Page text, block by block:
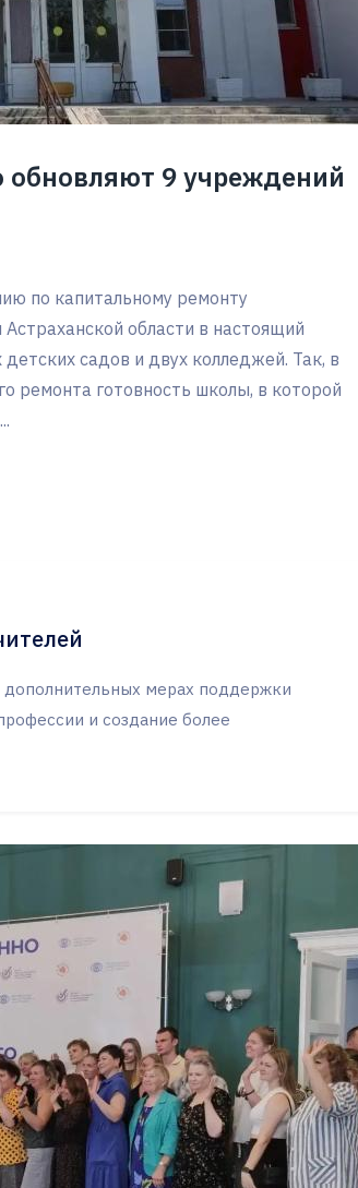
обновляют 9 учреждений
по капитальному ремонту
области в настоящий
садов и двух колледжей. Так, в
ремонта готовность школы, в которой
дополнительных мерах поддержки
и создание более